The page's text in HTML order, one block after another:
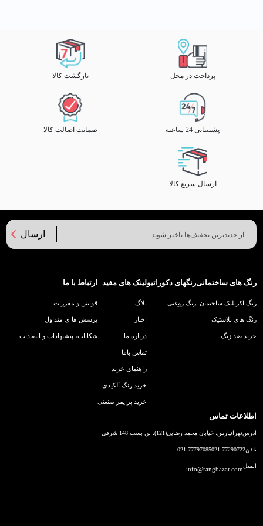
پرداخت در محل بازگشت کالا
پشتیبانی 24 ساعته ضمانت اصالت کالا
ارسال سریع کالا
ارسال
رنگ های ساختمانی
رنگ اکریلیک ساختمان
رنگ های پلاستیک
خرید ضد زنگ
رنگهای دکوراتیو
رنگ روغنی
لینک های مفید
بلاگ
اخبار
درباره ما
تماس باما
راهنمای خرید
خرید رنگ آلکیدی
خرید پرایمر صنعتی
ارتباط با ما
قوانین و مقررات
پرسش ها ی متداول
شکایات، پیشنهادات و انتقادات
اطلاعات تماس
آدرستهرانپارس، خیابان محمد رضایی(121)، بن بست 148 شرقی
تلفن021-77290722
021-77797085
ایمیلinfo@rangbazar.com